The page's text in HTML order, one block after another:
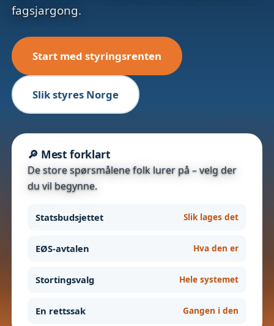
fagsjargong.
Start med styringsrenten
Slik styres Norge
🔎 Mest forklart
De store spørsmålene folk lurer på – velg der
du vil begynne.
Statsbudsjettet Slik lages det
EØS-avtalen Hva den er
Stortingsvalg Hele systemet
En rettssak Gangen i den